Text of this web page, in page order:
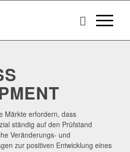
Märkte erfordern, dass
ständig auf den Prüfstand
Veränderungs- und
zur positiven Entwicklung eines